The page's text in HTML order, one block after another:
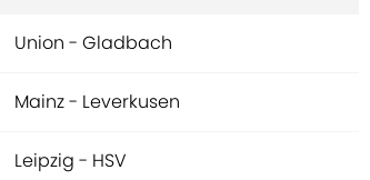
Union - Gladbach
Mainz - Leverkusen
Leipzig - HSV